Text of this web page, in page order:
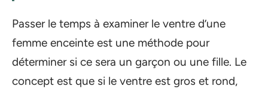
Passer le temps à examiner le ventre d’une
femme enceinte est une méthode pour
déterminer si ce sera un garçon ou une fille. Le
concept est que si le ventre est gros et rond,